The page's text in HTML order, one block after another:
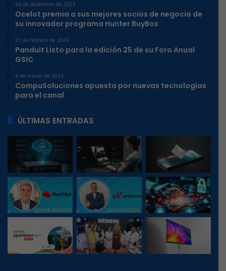
29 de diciembre de 2023
Ocelot premia a sus mejores socios de negocio de
su innovador programa Hunter BuyBox
21 de febrero de 2024
Panduit Listo para la edición 25 de su Foro Anual
GSIC
4 de marzo de 2024
CompuSoluciones apuesta por nuevas tecnologías
para el canal
ÚLTIMAS ENTRADAS